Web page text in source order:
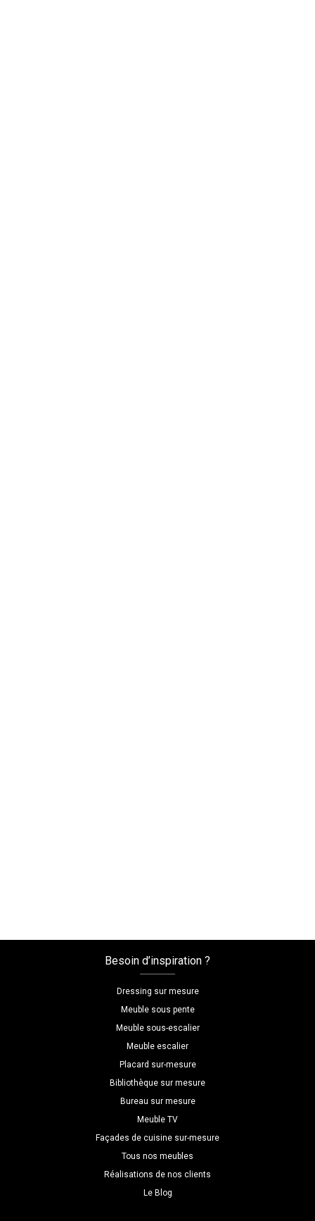
Besoin d’inspiration ?
Dressing sur mesure
Meuble sous pente
Meuble sous-escalier
Meuble escalier
Placard sur-mesure
Bibliothèque sur mesure
Bureau sur mesure
Meuble TV
Façades de cuisine sur-mesure
Tous nos meubles
Réalisations de nos clients
Le Blog